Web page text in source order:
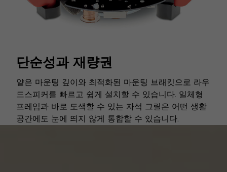
단순성과 재량권
얕은 마운팅 깊이와 최적화된 마운팅 브래킷으로 라우
드스피커를 빠르고 쉽게 설치할 수 있습니다. 일체형
프레임과 바로 도색할 수 있는 자석 그릴은 어떤 생활
공간에도 눈에 띄지 않게 통합할 수 있습니다.